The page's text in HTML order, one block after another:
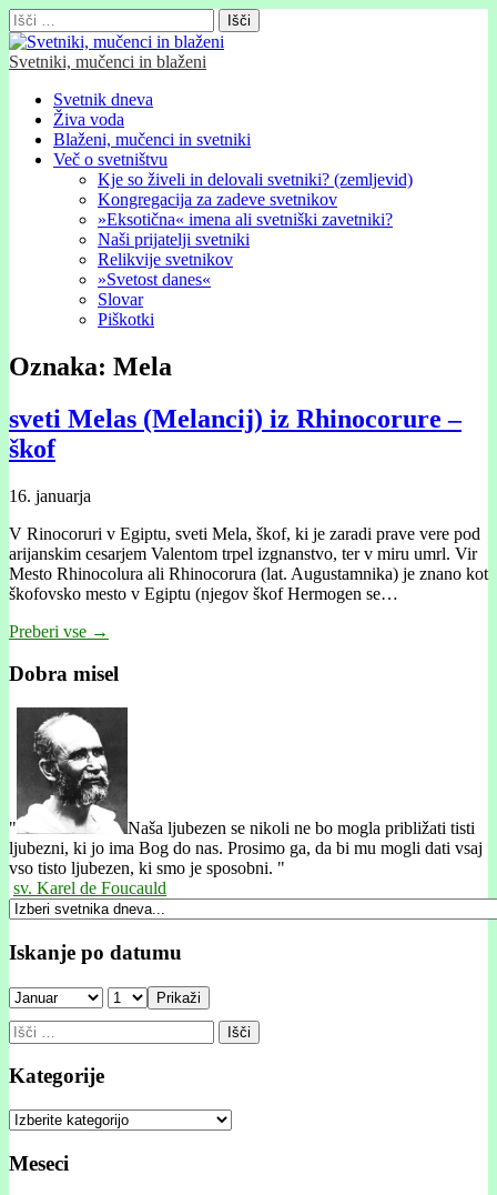
Išči:
Svetniki, mučenci in blaženi
Glavni
meni
Skip
content
Svetnik dneva
Živa voda
Blaženi, mučenci in svetniki
Več o svetništvu
Kje so živeli in delovali svetniki? (zemljevid)
Kongregacija za zadeve svetnikov
»Eksotična« imena ali svetniški zavetniki?
Naši prijatelji svetniki
Relikvije svetnikov
»Svetost danes«
Slovar
Piškotki
Oznaka: Mela
sveti Melas (Melancij) iz Rhinocorure –
škof
16. januarja
V Rinocoruri v Egiptu, sveti Mela, škof, ki je zaradi prave vere pod
arijanskim cesarjem Valentom trpel izgnanstvo, ter v miru umrl. Vir
Mesto Rhinocolura ali Rhinocorura (lat. Augustamnika) je znano kot
škofovsko mesto v Egiptu (njegov škof Hermogen se…
Preberi vse →
Dobra misel
"
Naša ljubezen se nikoli ne bo mogla približati tisti
ljubezni, ki jo ima Bog do nas. Prosimo ga, da bi mu mogli dati vsaj
vso tisto ljubezen, ki smo je sposobni. "
sv. Karel de Foucauld
Iskanje po datumu
Prikaži
Išči:
Kategorije
Kategorije
Meseci